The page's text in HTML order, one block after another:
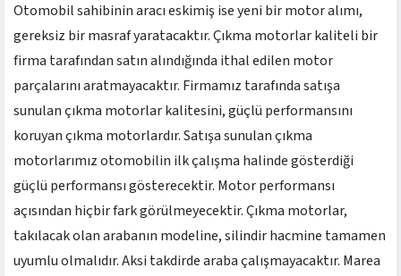
Otomobil sahibinin aracı eskimiş ise yeni bir motor alımı,
gereksiz bir masraf yaratacaktır. Çıkma motorlar kaliteli bir
firma tarafından satın alındığında ithal edilen motor
parçalarını aratmayacaktır. Firmamız tarafında satışa
sunulan çıkma motorlar kalitesini, güçlü performansını
koruyan çıkma motorlardır. Satışa sunulan çıkma
motorlarımız otomobilin ilk çalışma halinde gösterdiği
güçlü performansı gösterecektir. Motor performansı
açısından hiçbir fark görülmeyecektir. Çıkma motorlar,
takılacak olan arabanın modeline, silindir hacmine tamamen
uyumlu olmalıdır. Aksi takdirde araba çalışmayacaktır. Marea